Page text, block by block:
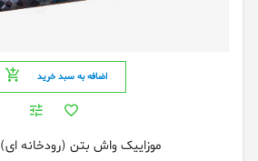
اضافه به سبد خرید
موزاییک واش بتن (رودخانه ای) 50x50cm